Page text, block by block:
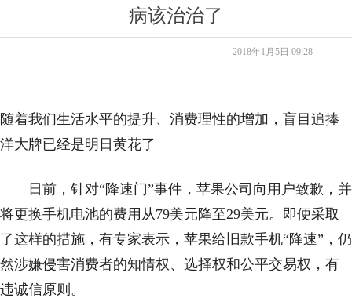
病该治治了
随着我们生活水平的提升、消费理性的增加，盲目追捧
洋大牌已经是明日黄花了
日前，针对“降速门”事件，苹果公司向用户致歉，并
将更换手机电池的费用从79美元降至29美元。即便采取
了这样的措施，有专家表示，苹果给旧款手机“降速”，仍
然涉嫌侵害消费者的知情权、选择权和公平交易权，有
违诚信原则。
2018年1月5日 09:28